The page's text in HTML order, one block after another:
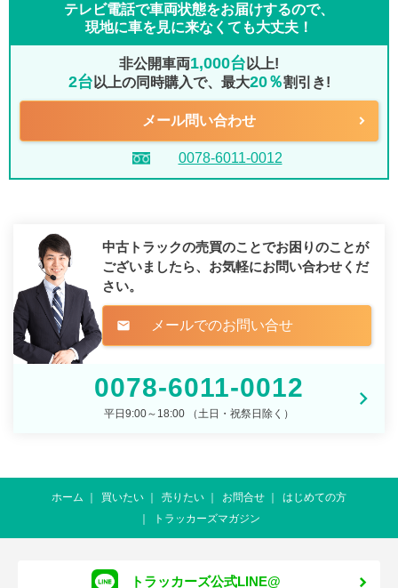
テレビ電話で車両状態をお届けするので、
現地に車を見に来なくても大丈夫！
非公開車両1,000台 以上!
2台 以上の同時購入で、最大20％割引き!
メール問い合わせ
0078-6011-0012
中古トラックの売買のことでお困りのことが
ございましたら、 お気軽にお問い合わせくだ
さい。
mail メールでのお問い合せ
0078-6011-0012
平日9:00～18:00 （土日・祝祭日除く）
ホーム 買いたい 売りたい お問合せ
はじめての方
トラッカーズマガジン
トラッカーズ公式LINE@